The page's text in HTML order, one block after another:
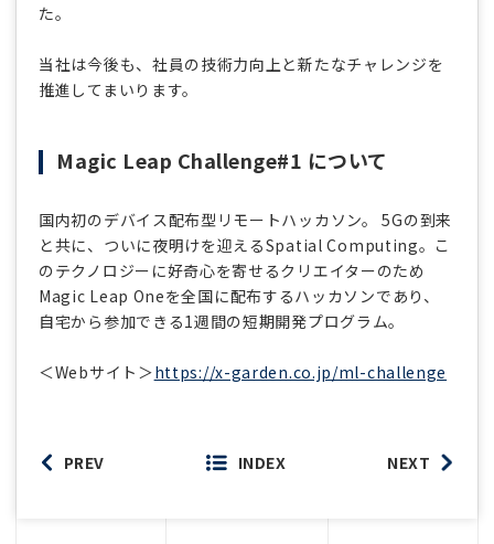
た。
当社は今後も、社員の技術力向上と新たなチャレンジを
推進してまいります。
Magic Leap Challenge#1 について
国内初のデバイス配布型リモートハッカソン。 5Gの到来
と共に、ついに夜明けを迎えるSpatial Computing。こ
のテクノロジーに好奇心を寄せるクリエイターのため
Magic Leap Oneを全国に配布するハッカソンであり、
自宅から参加できる1週間の短期開発プログラム。
＜Webサイト＞https://x-garden.co.jp/ml-challenge
PREV INDEX NEXT